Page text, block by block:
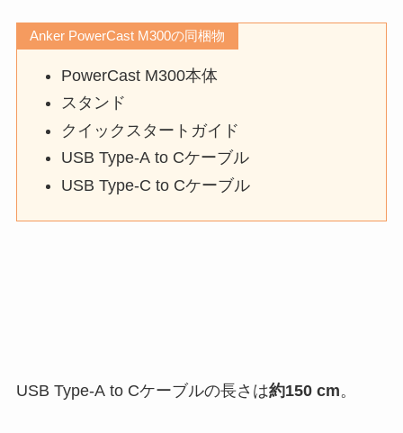
Anker PowerCast M300の同梱物
PowerCast M300本体
スタンド
クイックスタートガイド
USB Type-A to Cケーブル
USB Type-C to Cケーブル
USB Type-A to Cケーブルの長さは約150 cm。